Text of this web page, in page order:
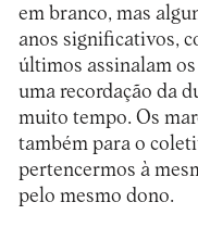
em branco, mas
anos significativos,
últimos assinalam
uma recordação da
muito tempo. Os
também para o
pertencermos à
pelo mesmo dono.